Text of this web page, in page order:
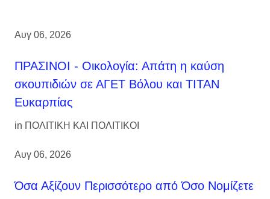
Αυγ 06, 2026
ΠΡΑΣΙΝΟΙ - Οικολογία: Απάτη η καύση
σκουπιδιών σε ΑΓΕΤ Βόλου και ΤΙΤΑΝ
Ευκαρπίας
in ΠΟΛΙΤΙΚΗ ΚΑΙ ΠΟΛΙΤΙΚΟΙ
Αυγ 06, 2026
Όσα Αξίζουν Περισσότερο από Όσο Νομίζετε